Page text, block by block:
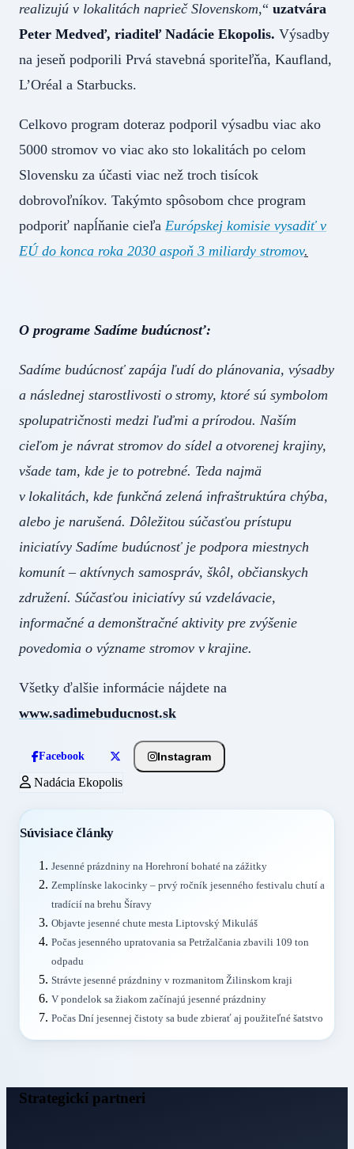
realizujú v lokalitách naprieč Slovenskom,“ uzatvára
Peter Medveď, riaditeľ Nadácie Ekopolis. Výsadby
na jeseň podporili Prvá stavebná sporiteľňa, Kaufland,
L’Oréal a Starbucks.
Celkovo program doteraz podporil výsadbu viac ako
5000 stromov vo viac ako sto lokalitách po celom
Slovensku za účasti viac než troch tisícok
dobrovoľníkov. Takýmto spôsobom chce program
podporiť napĺňanie cieľa Európskej komisie vysadiť v
EÚ do konca roka 2030 aspoň 3 miliardy stromov.
O programe Sadíme budúcnosť:
Sadíme budúcnosť zapája ľudí do plánovania, výsadby
a následnej starostlivosti o stromy, ktoré sú symbolom
spolupatričnosti medzi ľuďmi a prírodou. Naším
cieľom je návrat stromov do sídel a otvorenej krajiny,
všade tam, kde je to potrebné. Teda najmä
v lokalitách, kde funkčná zelená infraštruktúra chýba,
alebo je narušená. Dôležitou súčasťou prístupu
iniciatívy Sadíme budúcnosť je podpora miestnych
komunít – aktívnych samospráv, škôl, občianskych
združení. Súčasťou iniciatívy sú vzdelávacie,
informačné a demonštračné aktivity pre zvýšenie
povedomia o význame stromov v krajine.
Všetky ďalšie informácie nájdete na
www.sadimebuducnost.sk
Facebook Instagram
Nadácia Ekopolis
Súvisiace články
Jesenné prázdniny na Horehroní bohaté na zážitky
Zemplínske lakocinky – prvý ročník jesenného festivalu chutí a
tradícií na brehu Šíravy
Objavte jesenné chute mesta Liptovský Mikuláš
Počas jesenného upratovania sa Petržalčania zbavili 109 ton
odpadu
Strávte jesenné prázdniny v rozmanitom Žilinskom kraji
V pondelok sa žiakom začínajú jesenné prázdniny
Počas Dní jesennej čistoty sa bude zbierať aj použiteľné šatstvo
Strategickí partneri